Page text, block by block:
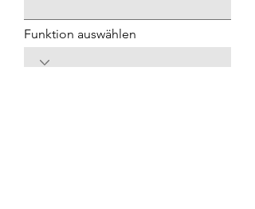
Funktion auswählen